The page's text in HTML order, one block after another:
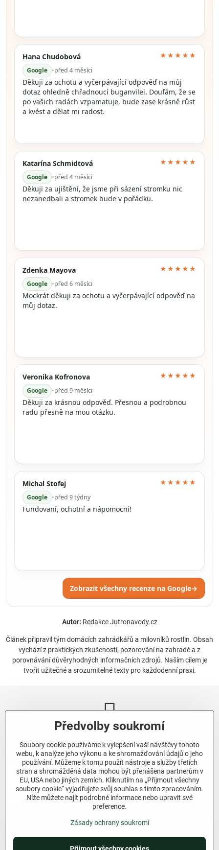
Hana Chudobová
Google •před 4 měsíci
★★★★★
Děkuji za ochotu a vyčerpávající odpověď na můj
dotaz ohledně chřadnoucí buganvilei. Doufám, že se
po vašich radách vzpamatuje, bude zase krásně růst
a kvést a dělat mi radost.
Katarína Schmidtová
Google •před 4 měsíci
★★★★★
Děkuji za ujištění, že jsme při sázení stromku nic
nezanedbali a stromek bude v pořádku.
Zdenka Mayova
Google •před 6 měsíci
★★★★★
Mockrát děkuji za ochotu a vyčerpávající odpověď na
můj dotaz.
Veronika Kofronova
Google •před 9 měsíci
★★★★★
Děkuji za krásnou odpověď. Přesnou a podrobnou
radu přesně na mou otázku.
Michal Stofej
Google •před 9 týdny
★★★★★
Fundovaní, ochotní a nápomocní!
Zobrazit všechny recenze na Google→
Autor: Redakce Jutronavody.cz
Článek připravil tým domácích zahrádkářů a milovníků rostlin. Obsah
vychází z praktických zkušeností, pozorování na zahradě a z
porovnávání důvěryhodných informačních zdrojů. Naším cílem je
tvořit užitečné a srozumitelné texty pro každodenní praxi.
Newsletter
Odebírat naše novinky:
Odebírat
Chci se přihlásit k odběru novinek e-mailem.
Předvolby soukromí
Soubory cookie používáme k vylepšení vaší návštěvy tohoto
webu, k analýze jeho výkonu a ke shromažďování údajů o jeho
používání. Můžeme k tomu použít nástroje a služby třetích
stran a shromážděná data mohou být přenášena partnerům v
EU, USA nebo jiných zemích. Kliknutím na „Přijmout všechny
soubory cookie“ vyjadřujete svůj souhlas s tímto zpracováním.
Níže můžete najít podrobné informace nebo upravit své
preference.
Zásady ochrany soukromí